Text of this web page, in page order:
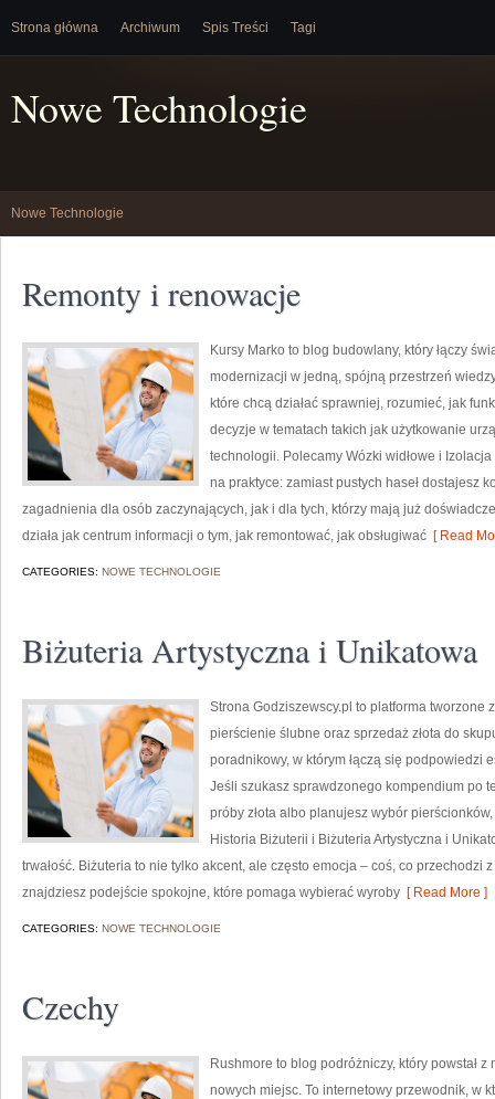
Strona główna Archiwum Spis Treści Tagi
Nowe Technologie
Nowe Technologie
Remonty i renowacje
Kursy Marko to blog budowlany, który łączy
modernizacji w jedną, spójną przestrzeń
które chcą działać sprawniej, rozumieć, jak
decyzje w tematach takich jak użytkowanie
technologii. Polecamy Wózki widłowe i
na praktyce: zamiast pustych haseł dostajesz
zagadnienia dla osób zaczynających, jak i dla tych, którzy mają już
działa jak centrum informacji o tym, jak remontować, jak obsługiwać [ Read
CATEGORIES: NOWE TECHNOLOGIE
Biżuteria Artystyczna i Unikatowa
Strona Godziszewscy.pl to platforma tworzone
pierścienie ślubne oraz sprzedaż złota do
poradnikowy, w którym łączą się podpowiedzi
Jeśli szukasz sprawdzonego kompendium po
próby złota albo planujesz wybór
Historia Biżuterii i Biżuteria Artystyczna i
trwałość. Biżuteria to nie tylko akcent, ale często emocja – coś, co
znajdziesz podejście spokojne, które pomaga wybierać wyroby [ Read More ]
CATEGORIES: NOWE TECHNOLOGIE
Czechy
Rushmore to blog podróżniczy, który powstał
nowych miejsc. To internetowy przewodnik, w